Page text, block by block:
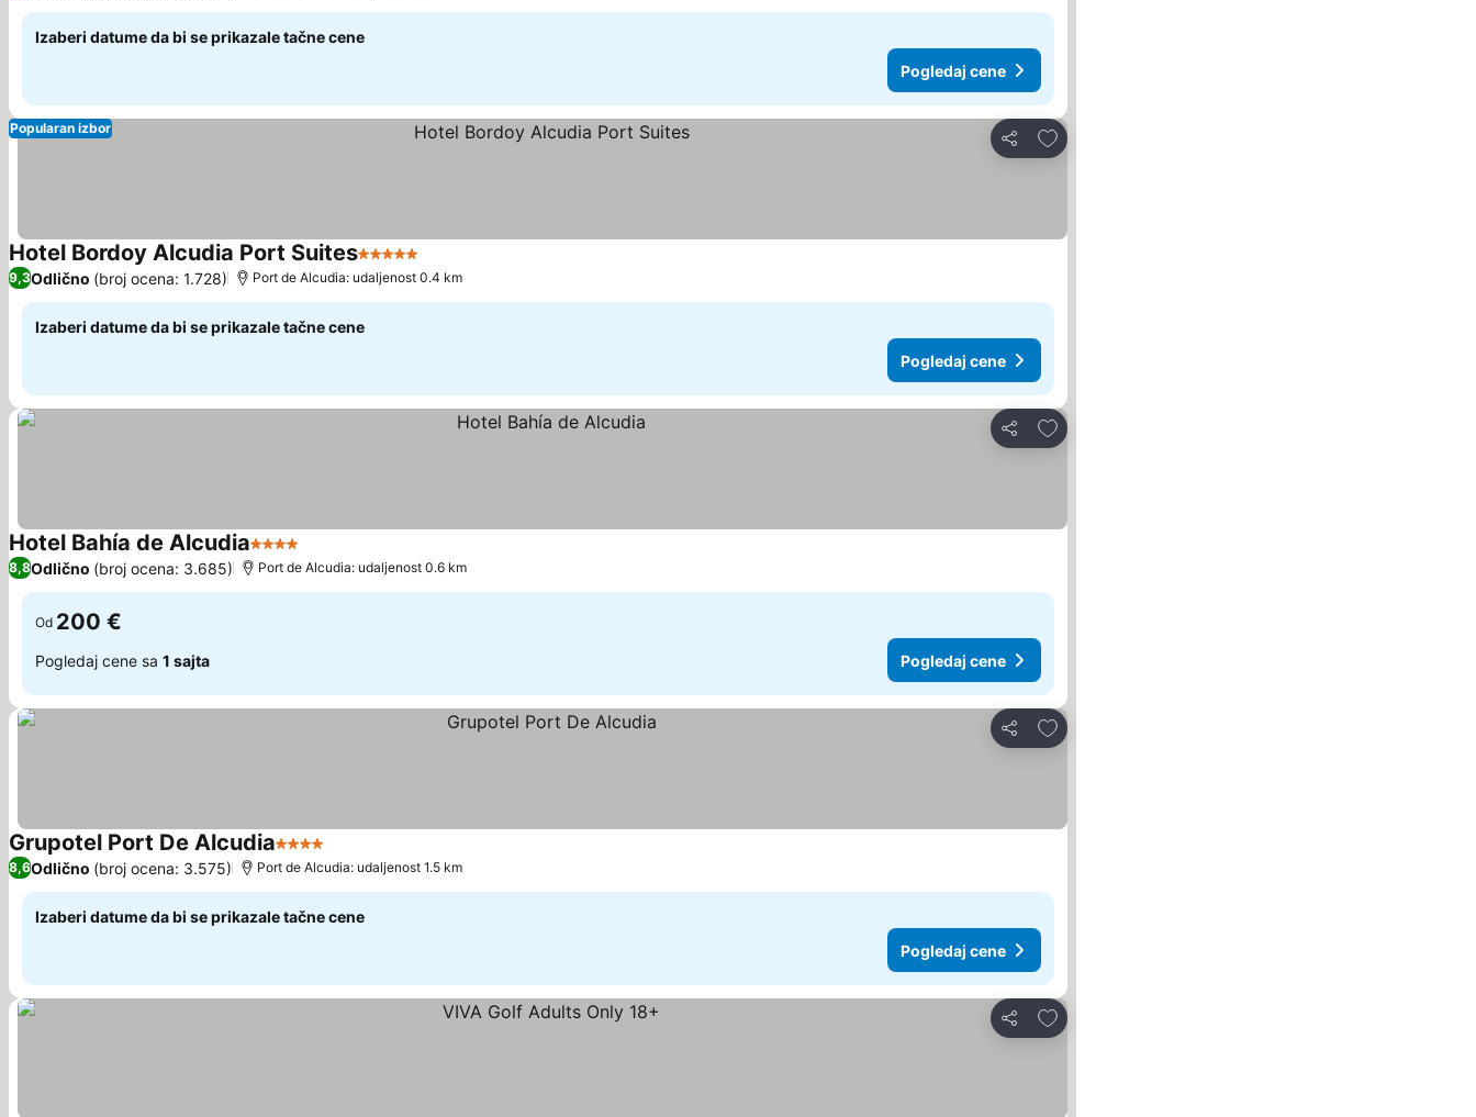
Izaberi datume da bi se prikazale tačne cene
Pogledaj cene
Deli
Dodati u favorite
Popularan izbor
Hotel Bordoy Alcudia Port Suites5 Zvezdice
9,3Odlično (broj ocena: 1.728) Port de Alcudia: udaljenost 0.4 km
Izaberi datume da bi se prikazale tačne cene
Pogledaj cene
Deli
Dodati u favorite
Hotel Bahía de Alcudia4 Zvezdice
8,8Odlično (broj ocena: 3.685) Port de Alcudia: udaljenost 0.6 km
Od 200 €
Pogledaj cene sa 1 sajta Pogledaj cene
Deli
Dodati u favorite
Grupotel Port De Alcudia4 Zvezdice
8,6Odlično (broj ocena: 3.575) Port de Alcudia: udaljenost 1.5 km
Izaberi datume da bi se prikazale tačne cene
Pogledaj cene
Deli
Dodati u favorite